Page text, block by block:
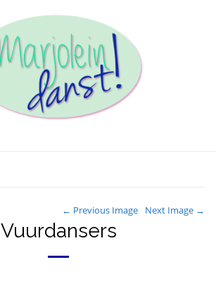
← Previous Image Next Image →
Vuurdansers